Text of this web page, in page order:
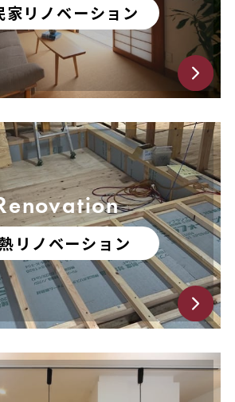
家リノベーション
リノベーション